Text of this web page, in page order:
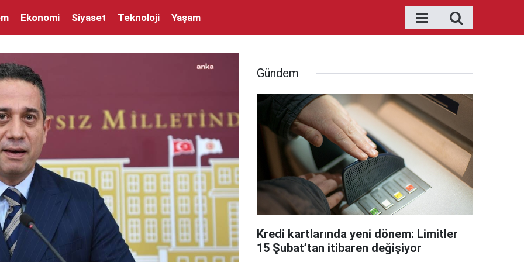
Ekonomi Siyaset Teknoloji Yaşam
Gündem
Kredi kartlarında yeni dönem: Limitler
15 Şubat’tan itibaren değişiyor